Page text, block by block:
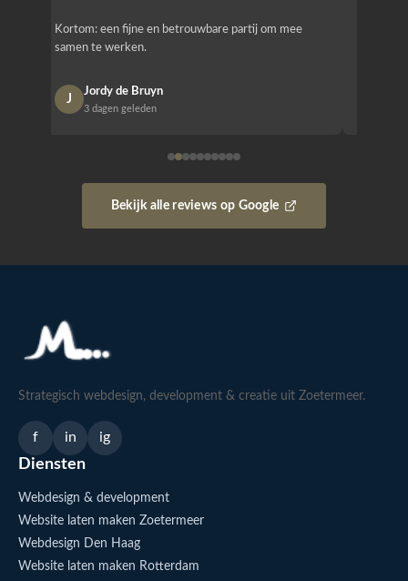
Kortom: een fijne en betrouwbare partij om mee
samen te werken.
J
Jordy de Bruyn
3 dagen geleden
Bekijk alle reviews op Google
Strategisch webdesign, development & creatie uit Zoetermeer.
f in ig
Diensten
Webdesign & development
Website laten maken Zoetermeer
Webdesign Den Haag
Website laten maken Rotterdam